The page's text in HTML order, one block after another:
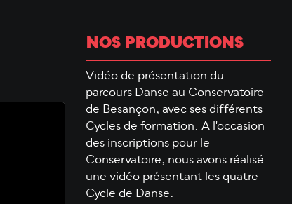
NOS PRODUCTIONS
Vidéo de présentation du
parcours Danse au Conservatoire
de Besançon, avec ses différents
Cycles de formation. A l'occasion
des inscriptions pour le
Conservatoire, nous avons réalisé
une vidéo présentant les quatre
Cycle de Danse.